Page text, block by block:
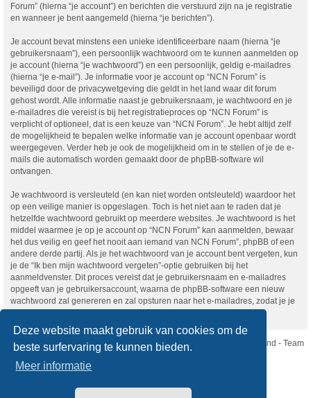
Deze website maakt gebruik van cookies om de
beste surfervaring te kunnen bieden.
Meer informatie
Forum” (hierna “je account”) en berichten die verstuurd zijn na je registratie
en wanneer je bent aangemeld (hierna “je berichten”).
Je account bevat minstens een unieke identificeerbare naam (hierna “je
gebruikersnaam”), een persoonlijk wachtwoord om te kunnen aanmelden op
je account (hierna “je wachtwoord”) en een persoonlijk, geldig e-mailadres
(hierna “je e-mail”). Je informatie voor je account op “NCN Forum” is
beveiligd door de privacywetgeving die geldt in het land waar dit forum
gehost wordt. Alle informatie naast je gebruikersnaam, je wachtwoord en je
e-mailadres die vereist is bij het registratieproces op “NCN Forum” is
verplicht of optioneel, dat is een keuze van “NCN Forum”. Je hebt altijd zelf
de mogelijkheid te bepalen welke informatie van je account openbaar wordt
weergegeven. Verder heb je ook de mogelijkheid om in te stellen of je de e-
mails die automatisch worden gemaakt door de phpBB-software wil
ontvangen.
Je wachtwoord is versleuteld (en kan niet worden ontsleuteld) waardoor het
op een veilige manier is opgeslagen. Toch is het niet aan te raden dat je
hetzelfde wachtwoord gebruikt op meerdere websites. Je wachtwoord is het
middel waarmee je op je account op “NCN Forum” kan aanmelden, bewaar
het dus veilig en geef het nooit aan iemand van NCN Forum”, phpBB of een
andere derde partij. Als je het wachtwoord van je account bent vergeten, kun
je de “Ik ben mijn wachtwoord vergeten”-optie gebruiken bij het
aanmeldvenster. Dit proces vereist dat je gebruikersnaam en e-mailadres
opgeeft van je gebruikersaccount, waarna de phpBB-software een nieuw
wachtwoord zal genereren en zal opsturen naar het e-mailadres, zodat je je
opnieuw kunt aanmelden.
Nikon Club Nederland - Team
Forum
Copyright © Nikon Club Nederland 2023